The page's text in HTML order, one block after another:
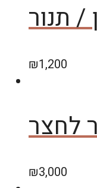
/ תנור
₪1,200
₪3,000